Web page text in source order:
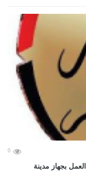
0
بجهاز مدينة